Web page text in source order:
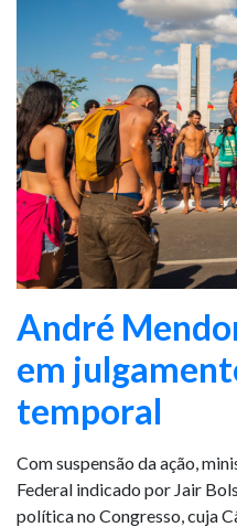
André
em
temporal
Com suspensão da ação,
Federal indicado por Jair
política no Congresso, cuja